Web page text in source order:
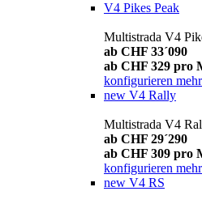
V4 Pikes Peak
Multistrada V4
ab CHF 33´090
ab CHF 329 pro
konfigurieren
new V4 Rally
Multistrada V4
ab CHF 29´290
ab CHF 309 pro
konfigurieren
new V4 RS